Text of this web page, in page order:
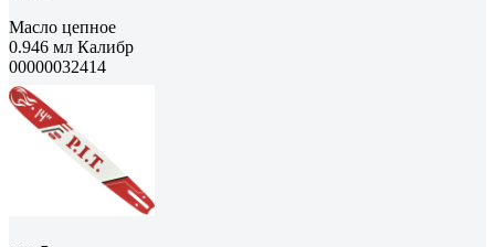
Масло цепное
0.946 мл Калибр
00000032414